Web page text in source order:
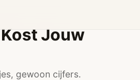
Jouw
gewoon cijfers.